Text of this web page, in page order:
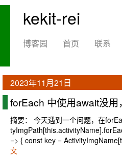
kekit-rei
博客园 首页 联系
2023年11月21日
forEach 中使用await没用
摘要： 今天遇到一个问题，在
=> { const key =
文